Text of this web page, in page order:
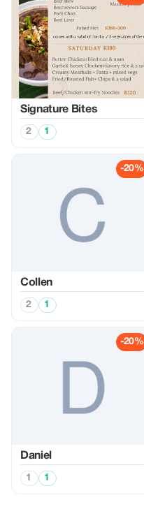
Signature Bites
2 1
-20%
Collen
2 1
-20%
Daniel
1 1